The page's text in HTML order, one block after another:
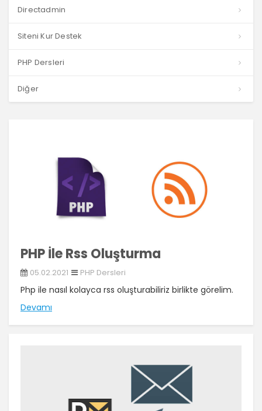
Directadmin
Siteni Kur Destek
PHP Dersleri
Diğer
PHP İle Rss Oluşturma
05.02.2021 PHP Dersleri
Php ile nasıl kolayca rss oluşturabiliriz birlikte görelim.
Devamı